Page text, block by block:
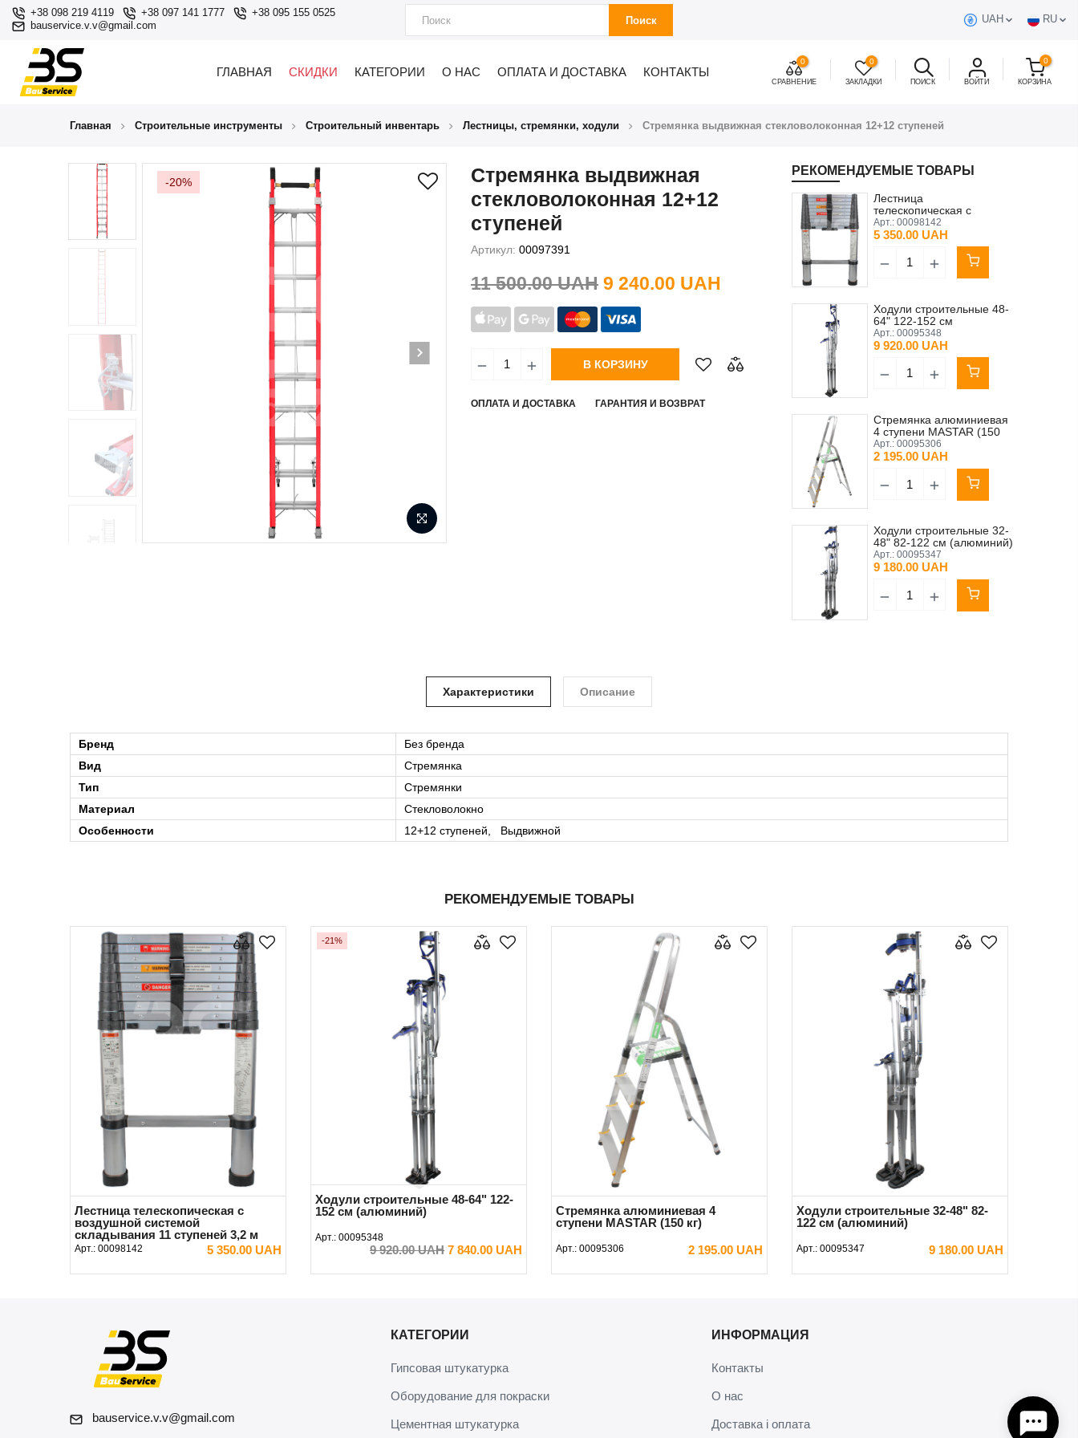
+38 098 219 4119 +38 097 141 1777
+38 095 155 0525
bauservice.v.v@gmail.com
Поиск UAH RU
ГЛАВНАЯ СКИДКИ КАТЕГОРИИ О НАС ОПЛАТА И ДОСТАВКА КОНТАКТЫ
0
СРАВНЕНИЕ
0
ЗАКЛАДКИ ПОИСК ВОЙТИ
0
КОРЗИНА
Главная Строительные инструменты Строительный инвентарь Лестницы, стремянки, ходули Стремянка выдвижная стекловолоконная 12+12 ступеней
-20%
Стремянка выдвижная
стекловолоконная 12+12
ступеней
Артикул: 00097391
11 500.00 UAH 9 240.00 UAH
В КОРЗИНУ
ОПЛАТА И ДОСТАВКА ГАРАНТИЯ И ВОЗВРАТ
РЕКОМЕНДУЕМЫЕ ТОВАРЫ
Лестница
телескопическая с
воздушной системой
складывания 11 ступеней
Арт.: 00098142
5 350.00 UAH
Ходули строительные 48-
64" 122-152 см
(алюминий)
Арт.: 00095348
9 920.00 UAH
Стремянка алюминиевая
4 ступени MASTAR (150
кг)
Арт.: 00095306
2 195.00 UAH
Ходули строительные 32-
48" 82-122 см (алюминий)
Арт.: 00095347
9 180.00 UAH
Характеристики Описание
Бренд
Без бренда
Вид
Стремянка
Тип
Стремянки
Материал
Стекловолокно
Особенности
12+12 ступеней, Выдвижной
РЕКОМЕНДУЕМЫЕ ТОВАРЫ
Лестница телескопическая с
воздушной системой
складывания 11 ступеней 3,2 м
Арт.: 00098142 5 350.00 UAH
В КОРЗИНУ
-21%
Ходули строительные 48-64" 122-
152 см (алюминий)
Арт.: 00095348
9 920.00 UAH 7 840.00 UAH
В КОРЗИНУ
Стремянка алюминиевая 4
ступени MASTAR (150 кг)
Арт.: 00095306 2 195.00 UAH
В КОРЗИНУ
Ходули строительные 32-48" 82-
122 см (алюминий)
Арт.: 00095347 9 180.00 UAH
В КОРЗИНУ
bauservice.v.v@gmail.com
КАТЕГОРИИ
Гипсовая штукатурка
Оборудование для покраски
Цементная штукатурка
ИНФОРМАЦИЯ
Контакты
О нас
Доставка і оплата